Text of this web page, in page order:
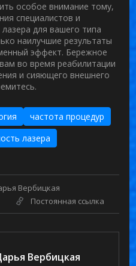
особое внимание тому,
специалистов и
для вашего типа
наилучшие результаты
эффект. Бережное
во время реабилитации
и сияющего внешнего
частота процедур
лазера
Вербицкая
Постоянная ссылка
Вербицкая